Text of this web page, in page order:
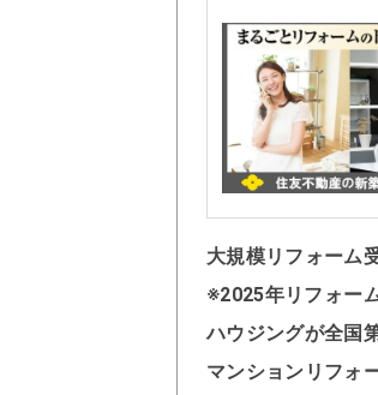
大規模リフォーム
※2025年リフォー
ハウジングが全国
マンションリフォ